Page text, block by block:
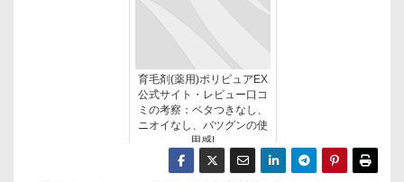
育毛剤(薬用)ポリピュアEX
公式サイト・レビュー口コ
ミの考察：ベタつきなし、
ニオイなし、バツグンの使
用感!